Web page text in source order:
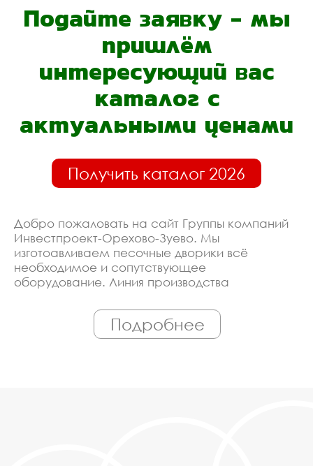
Подайте заявку - мы
пришлём
интересующий вас
каталог с
актуальными ценами
Получить каталог 2026
Добро пожаловать на сайт Группы компаний
Инвестпроект-Орехово-Зуево. Мы
изготоавливаем песочные дворики всё
необходимое и сопутствующее
оборудование. Линия производства
работает только квалифицированный
персонал. Поэтому Вы всегда можете
рассчитывать на исключительно высокую
Подробнее